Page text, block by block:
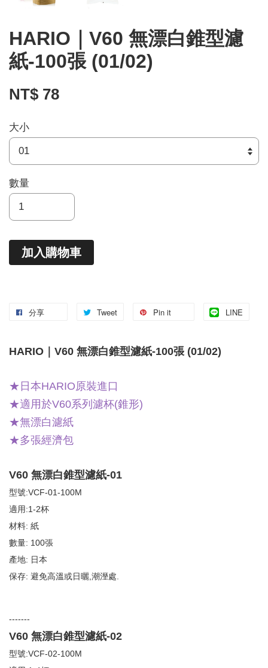
HARIO｜V60 無漂白錐型濾
紙-100張 (01/02)
NT$ 78
大小
數量
加入購物車
分享 Tweet Pin it LINE
HARIO｜V60 無漂白錐型濾紙-100張 (01/02)
★日本HARIO原裝進口
★適用於V60系列濾杯(錐形)
★無漂白濾紙
★多張經濟包
V60 無漂白錐型濾紙-01
型號:VCF-01-100M
適用:1-2杯
材料: 紙
數量: 100張
產地: 日本
保存: 避免高溫或日曬,潮溼處.
-------
V60 無漂白錐型濾紙-02
型號:VCF-02-100M